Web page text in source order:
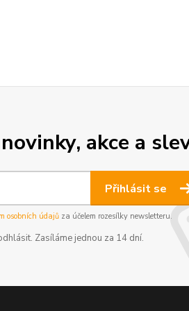
akce a
Přihlásit se
osobních údajůza účelem rozesílky newsletteru.
Zasíláme jednou za 14 dní.